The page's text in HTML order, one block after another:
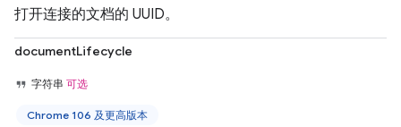
打开连接的文档的 UUID。
documentLifecycle
字符串 可选
Chrome 106 及更高版本